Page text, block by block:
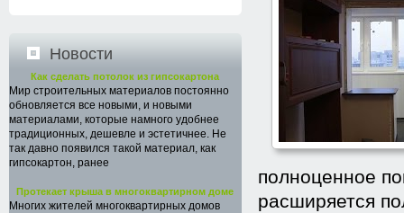
полноценное
расширяется
Новости
Как сделать потолок из гипсокартона
Мир строительных материалов постоянно
обновляется все новыми, и новыми
материалами, которые намного удобнее
традиционных, дешевле и эстетичнее. Не
так давно появился такой материал, как
гипсокартон, ранее
Протекает крыша в многоквартирном доме
Многих жителей многоквартирных домов